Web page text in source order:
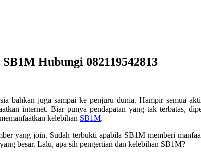
Hubungi 082119542813
bahkan juga sampai ke penjuru dunia. Hampir semua
internet. Biar punya pendapatan yang tak terbatas,
kelebihan SB1M.
yang join. Sudah terbukti apabila SB1M memberi
besar. Lalu, apa sih pengertian dan kelebihan SB1M?